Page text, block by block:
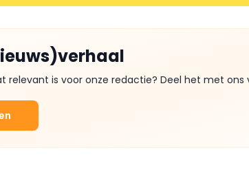
relevant is voor onze redactie? Deel het met ons